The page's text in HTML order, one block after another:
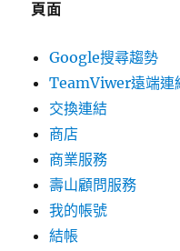
頁面
Google搜尋趨勢
TeamViwer遠端連
交換連結
商店
商業服務
壽山顧問服務
我的帳號
結帳